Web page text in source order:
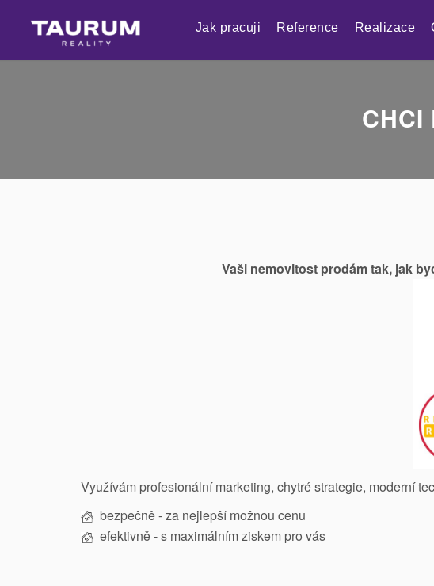
Jak pracuji Reference Realizace
CHCI
Vaši nemovitost prodám tak, jak
Využívám profesionální marketing, chytré strategie, moderní
bezpečně - za nejlepší možnou cenu
efektivně - s maximálním ziskem pro vás